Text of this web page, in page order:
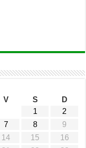
V S
D
1
2
7 8
9
14 15
16